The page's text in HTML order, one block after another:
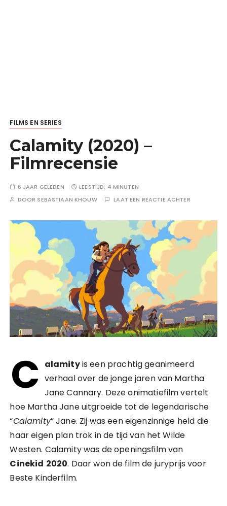
FILMS EN SERIES
Calamity (2020) –
Filmrecensie
6 JAAR GELEDEN LEESTIJD: 4 MINUTEN
DOOR SEBASTIAAN KHOUW LAAT EEN REACTIE ACHTER
C alamityis een prachtig geanimeerd
verhaal over de jonge jaren van Martha
Jane Cannary. Deze animatiefilm vertelt
hoe Martha Jane uitgroeide tot de legendarische
“Calamity” Jane. Zij was een eigenzinnige held die
haar eigen plan trok in de tijd van het Wilde
Westen. Calamity was de openingsfilm van
Cinekid 2020. Daar won de film de juryprijs voor
Beste Kinderfilm.